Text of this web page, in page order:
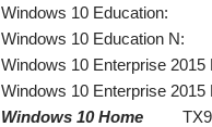
Windows 10 Education:
Windows 10 Education
Windows 10 Enterprise
Windows 10 Enterprise
Windows 10 Home